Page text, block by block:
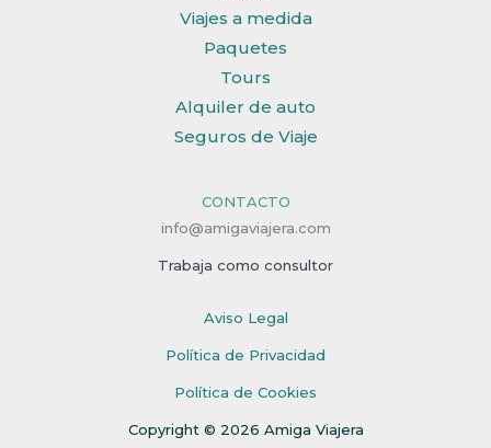
Viajes a medida
Paquetes
Tours
Alquiler de auto
Seguros de Viaje
CONTACTO
info@amigaviajera.com
Trabaja como consultor
Aviso Legal
Política de Privacidad
Política de Cookies
Copyright © 2026 Amiga Viajera